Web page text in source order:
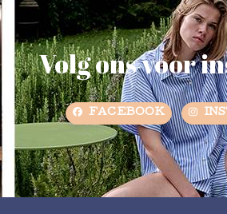
Volg ons voor
FACEBOOK